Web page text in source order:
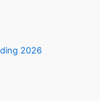
2026